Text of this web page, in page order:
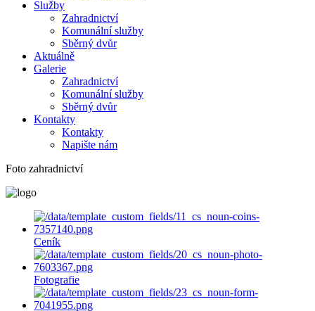
Služby
Zahradnictví
Komunální služby
Sběrný dvůr
Aktuálně
Galerie
Zahradnictví
Komunální služby
Sběrný dvůr
Kontakty
Kontakty
Napište nám
Foto zahradnictví
Ceník
Fotografie